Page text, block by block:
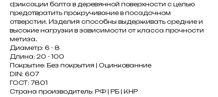
фиксации болта в деревянной поверхности с целью
предотвратить прокручивание в посадочном
отверстии. Изделия способны выдерживать средние и
высокие нагрузки в зависимости от класса прочности
метиза.
Диаметр: 6 - 8
Длина: 20 - 100
Покрытие: Без покрытия | Оцинкованние
DIN: 607
ГОСТ: 7801
Страна производитель: РФ | РБ | КНР